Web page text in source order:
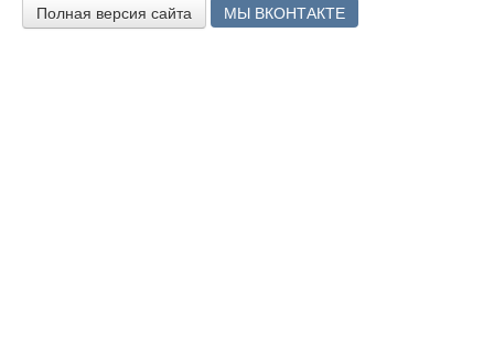
Полная версия сайта МЫ ВКОНТАКТЕ